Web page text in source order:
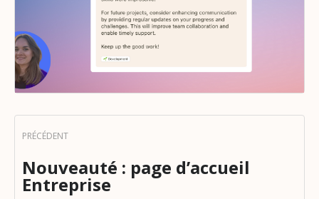
Nouveauté : page d’accueil
Entreprise